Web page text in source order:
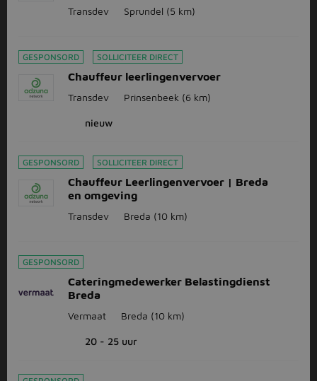
Transdev Sprundel (5 km)
GESPONSORD SOLLICITEER DIRECT
Chauffeur leerlingenvervoer
Transdev Prinsenbeek (6 km)
nieuw
GESPONSORD SOLLICITEER DIRECT
Chauffeur Leerlingenvervoer | Breda
en omgeving
Transdev Breda (10 km)
GESPONSORD
Cateringmedewerker Belastingdienst
Breda
Vermaat Breda (10 km)
20 - 25 uur